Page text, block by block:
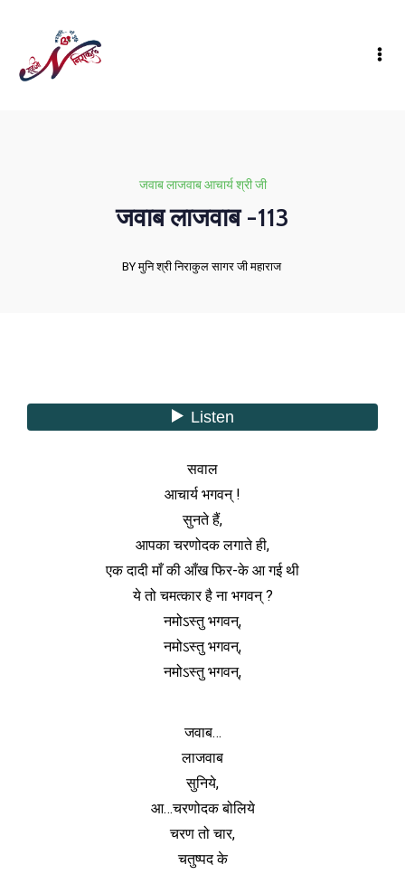
जवाब लाजवाब आचार्य श्री जी
जवाब लाजवाब -113
BY मुनि श्री निराकुल सागर जी महाराज
सवाल
आचार्य भगवन् !
सुनते हैं,
आपका चरणोदक लगाते ही,
एक दादी माँ की आँख फिर-के आ गई थी
ये तो चमत्कार है ना भगवन् ?
नमोऽस्तु भगवन्,
नमोऽस्तु भगवन्,
नमोऽस्तु भगवन्,
जवाब…
लाजवाब
सुनिये,
आ…चरणोदक बोलिये
चरण तो चार,
चतुष्पद के